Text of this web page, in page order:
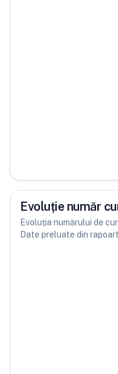
Evoluție număr
Evoluția numărului de
Date preluate din